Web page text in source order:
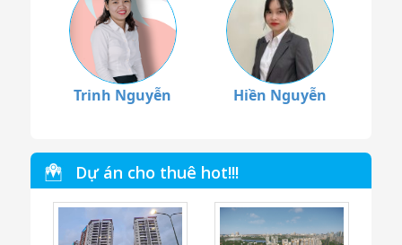
Trinh Nguyễn Hiền Nguyễn
Dự án cho thuê hot!!!